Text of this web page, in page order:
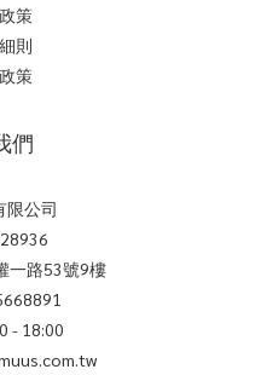
策
則
策
們
限公司
一路53號9樓
- 18:00